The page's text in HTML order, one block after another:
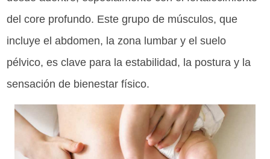
del core profundo. Este grupo de músculos, que
incluye el abdomen, la zona lumbar y el suelo
pélvico, es clave para la estabilidad, la postura y la
sensación de bienestar físico.